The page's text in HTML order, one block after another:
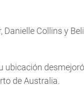
Collins y
ubicación
de Australia.